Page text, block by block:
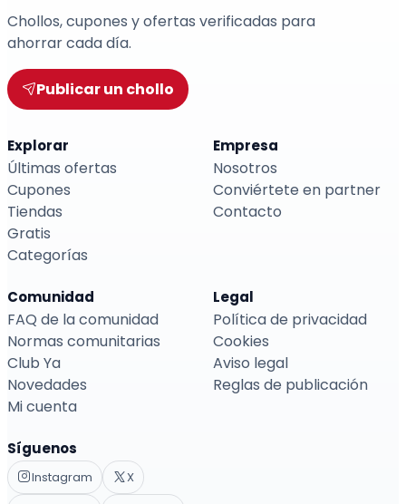
Chollos, cupones y ofertas verificadas para
ahorrar cada día.
Publicar un chollo
Explorar
Últimas ofertas
Cupones
Tiendas
Gratis
Categorías
Empresa
Nosotros
Conviértete en partner
Contacto
Comunidad
FAQ de la comunidad
Normas comunitarias
Club Ya
Novedades
Mi cuenta
Legal
Política de privacidad
Cookies
Aviso legal
Reglas de publicación
Síguenos
Instagram
X